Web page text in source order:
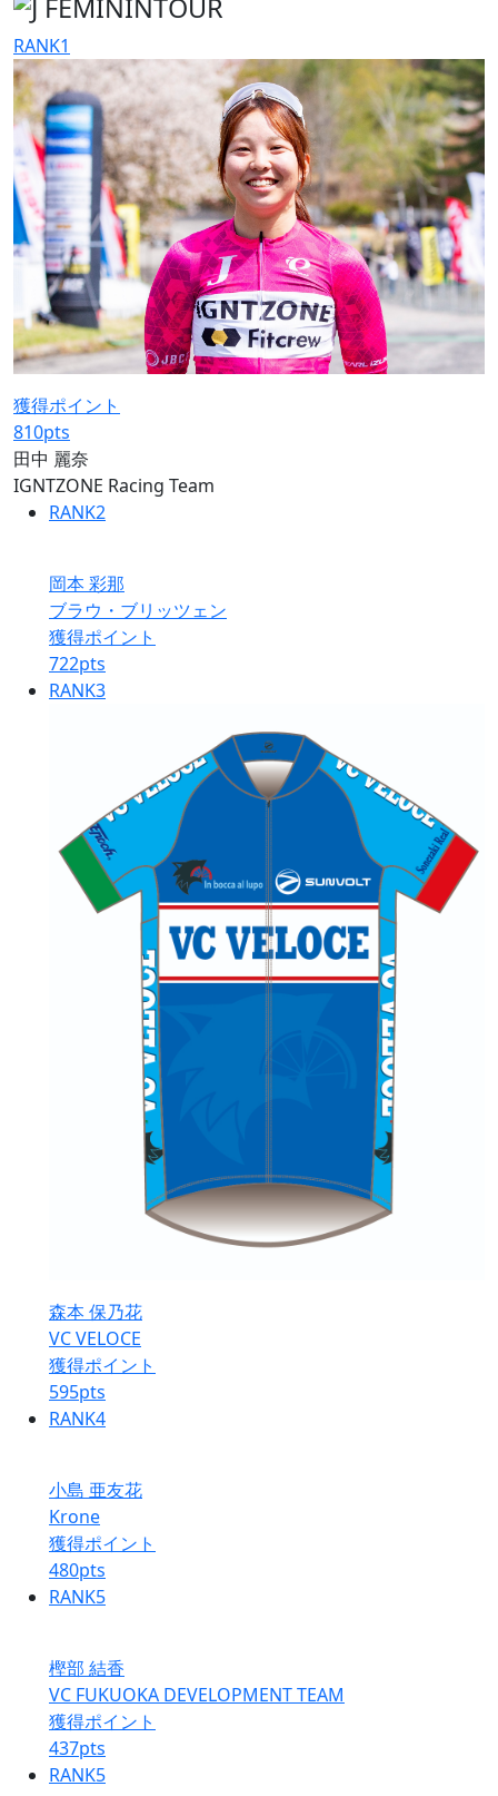
RANK1
獲得ポイント
810pts
田中 麗奈
IGNTZONE Racing Team
RANK2
岡本 彩那
ブラウ・ブリッツェン
獲得ポイント
722pts
RANK3
森本 保乃花
VC VELOCE
獲得ポイント
595pts
RANK4
小島 亜友花
Krone
獲得ポイント
480pts
RANK5
樫部 結香
VC FUKUOKA DEVELOPMENT TEAM
獲得ポイント
437pts
RANK5